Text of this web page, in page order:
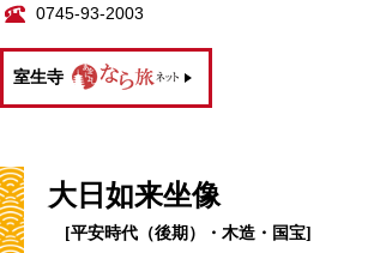
0745-93-2003
室生寺
大日如来坐像
[平安時代（後期）・木造・国宝]